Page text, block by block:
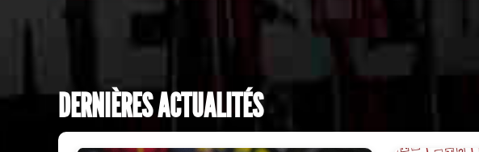
DERNIÈRES ACTUALITÉS